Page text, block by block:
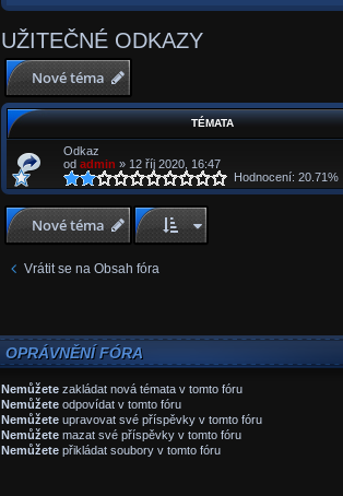
UŽITEČNÉ ODKAZY
Nové téma
TÉMATA
Odkaz
od admin » 12 říj 2020, 16:47
Hodnocení: 20.71%
Nové téma
Vrátit se na Obsah fóra
OPRÁVNĚNÍ FÓRA
Nemůžete zakládat nová témata v tomto fóru
Nemůžete odpovídat v tomto fóru
Nemůžete upravovat své příspěvky v tomto fóru
Nemůžete mazat své příspěvky v tomto fóru
Nemůžete přikládat soubory v tomto fóru